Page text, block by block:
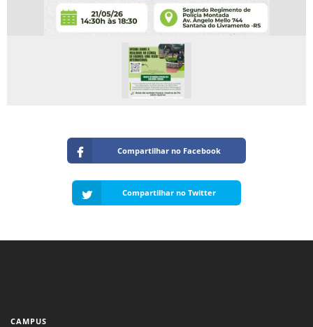
Compartilhar no Facebook
Compartilhar no Twitter
CAMPUS